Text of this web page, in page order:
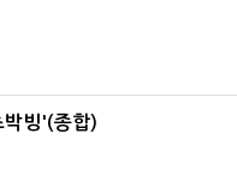
빙'(종합)